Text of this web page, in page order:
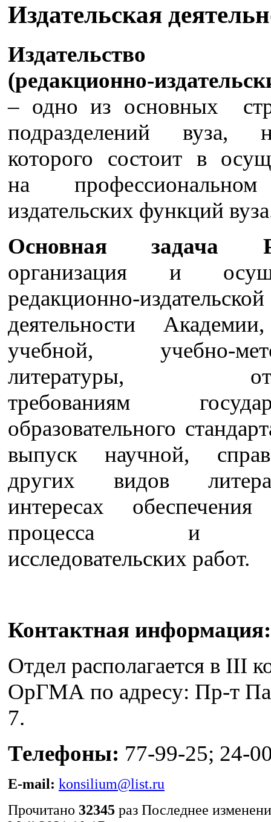
Издательская
Издательство
(редакционно-
– одно из основных
подразделений вуза,
которого состоит в
на
издательских функций
Основная задача
организация и
редакционно-издательской
деятельности
учебной, учебно-
литературы,
требованиям
образовательного
выпуск научной,
других видов
интересах обеспечения
процесса и
исследовательских работ.
Контактная информация:
Отдел располагается в III
ОрГМА по адресу: Пр-т
7.
Телефоны: 77-99-25; 24-
E-mail: konsilium@list.ru
Прочитано 32345 раз Последнее